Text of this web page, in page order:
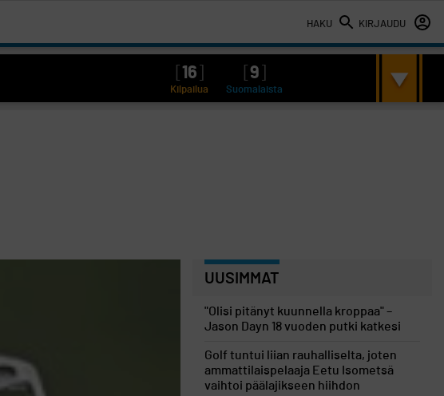
HAKU KIRJAUDU
16 9
Kilpailua Suomalaista
UUSIMMAT
"Olisi pitänyt kuunnella kroppaa" –
Jason Dayn 18 vuoden putki katkesi
Golf tuntui liian rauhalliselta, joten
ammattilaispelaaja Eetu Isometsä
vaihtoi päälajikseen hiihdon